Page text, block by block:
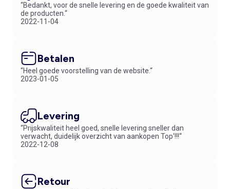
“Bedankt, voor de snelle levering en de goede kwaliteit van
de producten.“
2022-11-04
Betalen
“Heel goede voorstelling van de website.“
2023-01-05
Levering
“Prijskwaliteit heel goed, snelle levering sneller dan
verwacht, duidelijk overzicht van aankopen Top'!!!“
2022-12-08
Retour